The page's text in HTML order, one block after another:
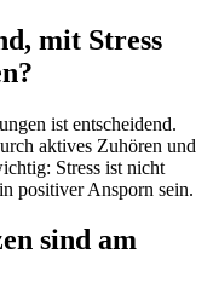
mit Stress
ist entscheidend.
aktives Zuhören und
Stress ist nicht
positiver Ansporn sein.
sind am